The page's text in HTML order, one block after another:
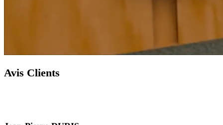
Avis Clients